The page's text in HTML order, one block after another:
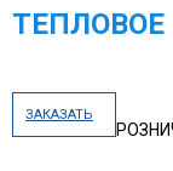
ТЕПЛОВОЕ
ЗАКАЗАТЬ